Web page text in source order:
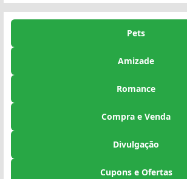
Pets
Amizade
Romance
Compra e Venda
Divulgação
Cupons e Ofertas